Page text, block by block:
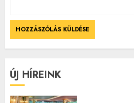
ÚJ HÍREINK